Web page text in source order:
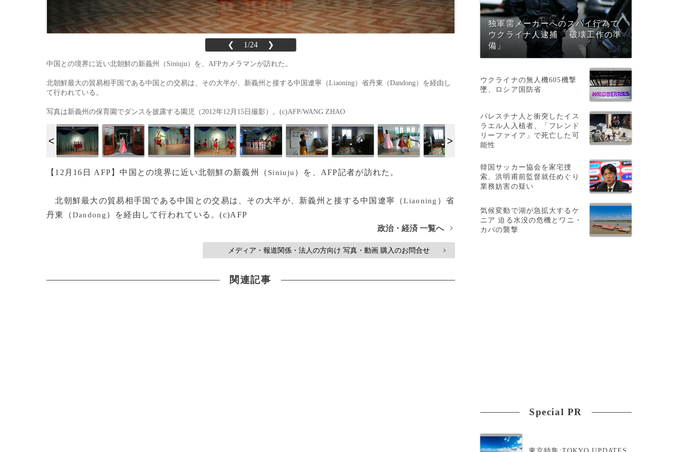
❮ 1/24 ❯
中国との境界に近い北朝鮮の新義州（Siniuju）を、AFPカメラマンが訪れた。
北朝鮮最大の貿易相手国である中国との交易は、その大半が、新義州と接する中国遼寧（Liaoning）省丹東（Dandong）を経由し
て行われている。
写真は新義州の保育園でダンスを披露する園児（2012年12月15日撮影）。(c)AFP/WANG ZHAO
【12月16日 AFP】中国との境界に近い北朝鮮の新義州（ Siniuju ）を、AFP記者が訪れた。
北朝鮮最大の貿易相手国である中国との交易は、その大半が、新義州と接する中国遼寧（Liaoning ）省
丹東（Dandong ）を経由して行われている。(c)AFP
政治・経済 一覧へ
>
メディア・報道関係・法人の方向け 写真・動画 購入のお問合せ >
関連記事
独軍需メーカーへのスパイ行為で
ウクライナ人逮捕 「破壊工作の準
備」
ウクライナの無人機605機撃
墜、ロシア国防省
パレスチナ人と衝突したイス
ラエル人入植者、「フレンド
リーファイア」で死亡した可
能性
韓国サッカー協会を家宅捜
索、洪明甫前監督就任めぐり
業務妨害の疑い
気候変動で湖が急拡大するケ
ニア 迫る水没の危機とワニ・
カバの襲撃
Special PR
東京特集:TOKYO UPDATES